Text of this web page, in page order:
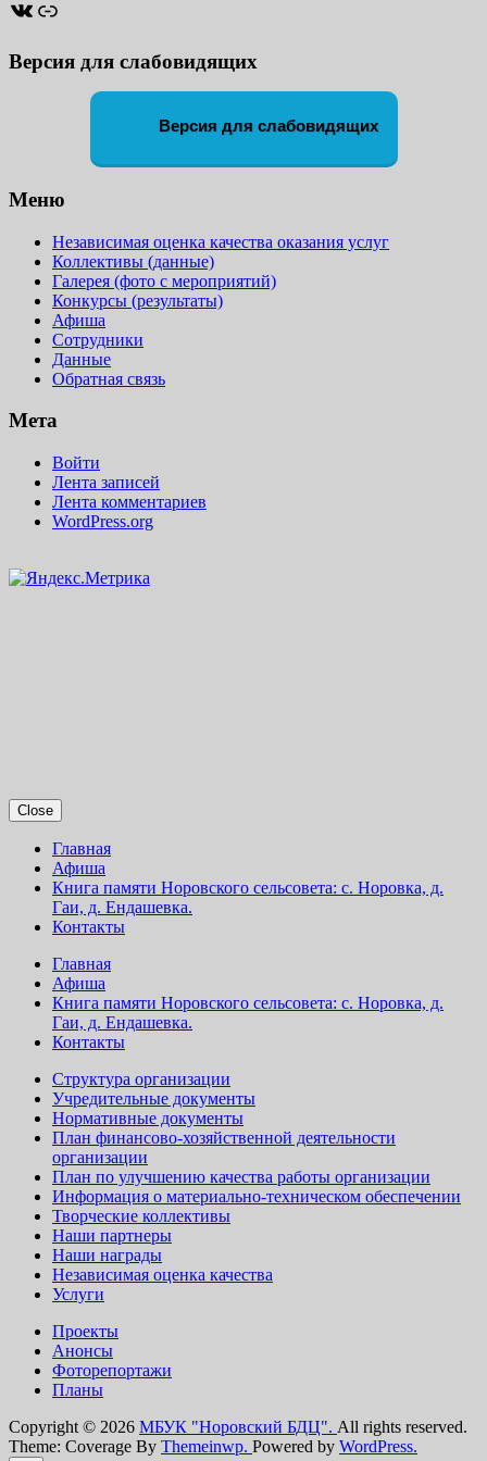
ВКонтакте
Ссылка
Версия для слабовидящих
Версия для слабовидящих
Меню
Независимая оценка качества оказания услуг
Коллективы (данные)
Галерея (фото с мероприятий)
Конкурсы (результаты)
Афиша
Сотрудники
Данные
Обратная связь
Мета
Войти
Лента записей
Лента комментариев
WordPress.org
Close
Главная
Афиша
Книга памяти Норовского сельсовета: с. Норовка, д.
Гаи, д. Ендашевка.
Контакты
Главная
Афиша
Книга памяти Норовского сельсовета: с. Норовка, д.
Гаи, д. Ендашевка.
Контакты
Структура организации
Учредительные документы
Нормативные документы
План финансово-хозяйственной деятельности
организации
План по улучшению качества работы организации
Информация о материально-техническом обеспечении
Творческие коллективы
Наши партнеры
Наши награды
Независимая оценка качества
Услуги
Проекты
Анонсы
Фоторепортажи
Планы
Copyright © 2026 МБУК "Норовский БДЦ". All rights reserved.
Theme: Coverage By Themeinwp. Powered by WordPress.